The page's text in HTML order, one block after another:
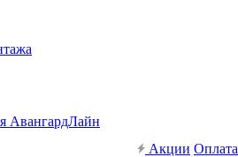
АвангардЛайн
Акции Оплата